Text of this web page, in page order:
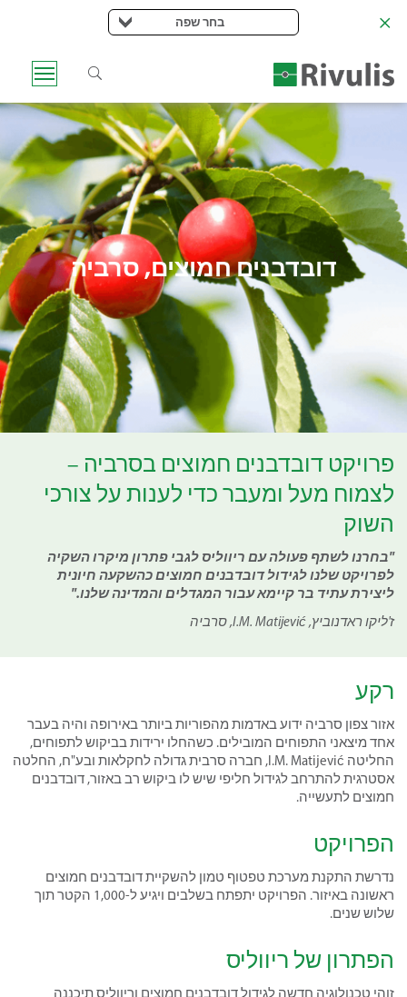
בחר שפה
דובדבנים חמוצים, סרביה
פרויקט דובדבנים חמוצים בסרביה –
לצמוח מעל ומעבר כדי לענות על צורכי
השוק
בחרנו לשתף פעולה עם ריווליס לגבי פתרון מיקרו השקיה
לפרויקט שלנו לגידול דובדבנים חמוצים כהשקעה חיונית
ליצירת עתיד בר קיימא עבור המגדלים והמדינה שלנו.
ז'ליקו ראדנוביץ, I.M. Matijević, סרביה
רקע
אזור צפון סרביה ידוע באדמות מהפוריות ביותר באירופה והיה בעבר
אחד מיצאני התפוחים המובילים. כשהחלו ירידות בביקוש לתפוחים,
החליטה I.M. Matijević, חברה סרבית גדולה לחקלאות ובע"ח, החלטה
אסטרגית להתרחב לגידול חליפי שיש לו ביקוש רב באזור, דובדבנים
חמוצים לתעשייה.
הפרויקט
נדרשת התקנת מערכת טפטוף טמון להשקיית דובדבנים חמוצים
ראשונה באיזור. הפרויקט יתפתח בשלבים ויגיע ל-1,000 הקטר תוך
שלוש שנים.
הפתרון של ריווליס
זוהי טכנולוגיה חדשה לגידול דובדבנים חמוצים וריווליס תיכננה